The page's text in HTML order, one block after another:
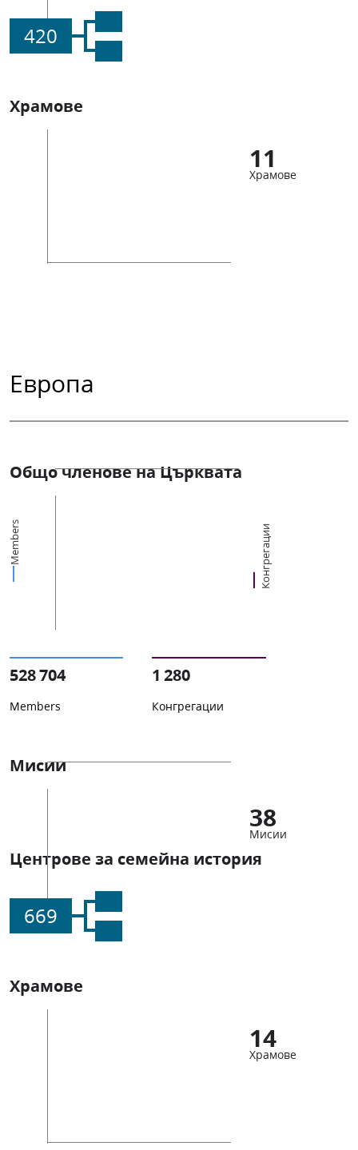
420
Храмове
11
Храмове
Европа
Общо членове на Църквата
Members Конгрегации
528 704
Members
1 280
Конгрегации
Мисии
38
Мисии
Центрове за семейна история
669
Храмове
14
Храмове